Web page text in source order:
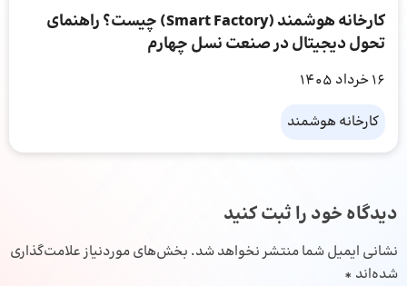
کارخانه هوشمند (Smart Factory) چیست؟ راهنمای
تحول دیجیتال در صنعت نسل چهارم
16 خرداد 1405
کارخانه هوشمند
دیدگاه خود را ثبت کنید
نشانی ایمیل شما منتشر نخواهد شد. بخش‌های موردنیاز علامت‌گذاری
شده‌اند *